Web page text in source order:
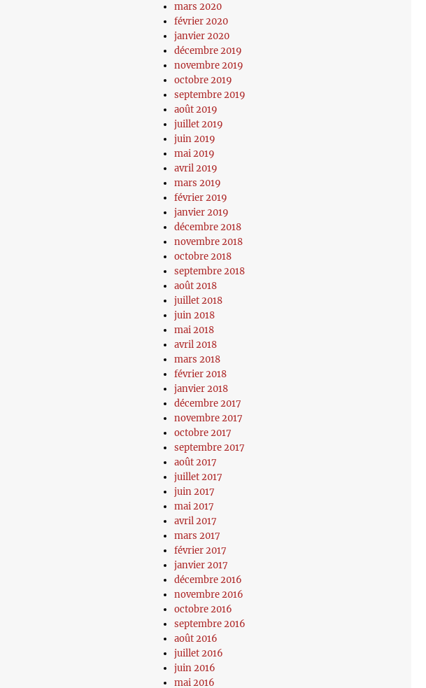
mars 2020
février 2020
janvier 2020
décembre 2019
novembre 2019
octobre 2019
septembre 2019
août 2019
juillet 2019
juin 2019
mai 2019
avril 2019
mars 2019
février 2019
janvier 2019
décembre 2018
novembre 2018
octobre 2018
septembre 2018
août 2018
juillet 2018
juin 2018
mai 2018
avril 2018
mars 2018
février 2018
janvier 2018
décembre 2017
novembre 2017
octobre 2017
septembre 2017
août 2017
juillet 2017
juin 2017
mai 2017
avril 2017
mars 2017
février 2017
janvier 2017
décembre 2016
novembre 2016
octobre 2016
septembre 2016
août 2016
juillet 2016
juin 2016
mai 2016